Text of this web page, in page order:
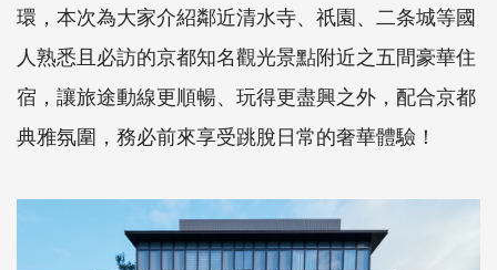
環，本次為大家介紹鄰近清水寺、祇園、二条城等國
人熟悉且必訪的京都知名觀光景點附近之五間豪華住
宿，讓旅途動線更順暢、玩得更盡興之外，配合京都
典雅氛圍，務必前來享受跳脫日常的奢華體驗！